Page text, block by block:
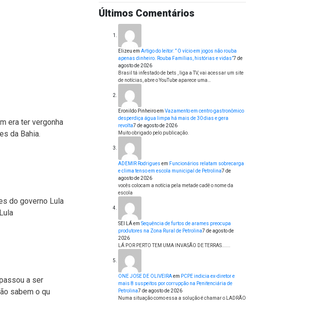
era ter vergonha
da Bahia.
do governo Lula
a ser
sabem o qu
Últimos Comentários
Elizeu em Artigo do leitor: ” O vício em jogos não rouba
apenas dinheiro. Rouba Famílias, histórias e vidas”7 de
agosto de 2026
Brasil tá infestado de bets , liga a TV, vai acessar um site
de notícias, abre o YouTube aparece uma…
Eronildo Pinheiroem Vazamento em centro gastronômico
desperdiça água limpa há mais de 30 dias e gera
revolta7 de agosto de 2026
Muito obrigado pelo publicação.
ADEMIR Rodrigues em Funcionários relatam sobrecarga
e clima tenso em escola municipal de Petrolina7 de
agosto de 2026
vocês colocam a notícia pela metade cadê o nome da
escola
SEI LÁem Sequência de furtos de arames preocupa
produtores na Zona Rural de Petrolina7 de agosto de
2026
LÁ POR PERTO TEM UMA INVASÃO DE TERRAS......
ONE JOSE DE OLIVEIRAem PCPE indicia ex-diretor e
mais 8 suspeitos por corrupção na Penitenciária de
Petrolina7 de agosto de 2026
Numa situação como essa a solução é chamar o LADRÃO